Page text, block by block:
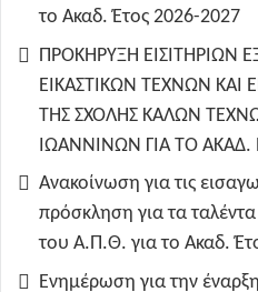
το Ακαδ. Έτος 2026-2027
ΠΡΟΚΗΡΥΞΗ ΕΙΣΙΤΗΡΙΩΝ
ΕΙΚΑΣΤΙΚΩΝ ΤΕΧΝΩΝ ΚΑΙ
ΤΗΣ ΣΧΟΛΗΣ ΚΑΛΩΝ
ΙΩΑΝΝΙΝΩΝ ΓΙΑ ΤΟ ΑΚΑΔ.
Ανακοίνωση για τις
πρόσκληση για τα
του Α.Π.Θ. για το Ακαδ.
Ενημέρωση για την